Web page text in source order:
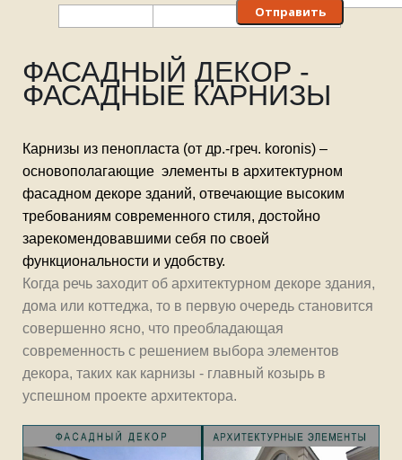
ФАСАДНЫЙ ДЕКОР -
ФАСАДНЫЕ КАРНИЗЫ
Карнизы из пенопласта (от др.-греч. koronis) –
основополагающие элементы в архитектурном
фасадном декоре зданий, отвечающие высоким
требованиям современного стиля, достойно
зарекомендовавшими себя по своей
функциональности и удобству.
Когда речь заходит об архитектурном декоре здания,
дома или коттеджа, то в первую очередь становится
совершенно ясно, что преобладающая
современность с решением выбора элементов
декора, таких как карнизы - главный козырь в
успешном проекте архитектора.